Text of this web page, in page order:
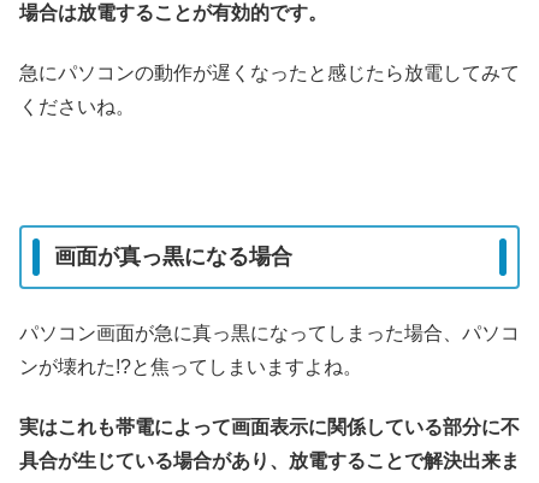
場合は放電することが有効的です。
急にパソコンの動作が遅くなったと感じたら放電してみて
くださいね。
画面が真っ黒になる場合
パソコン画面が急に真っ黒になってしまった場合、パソコ
ンが壊れた!?と焦ってしまいますよね。
実はこれも帯電によって画面表示に関係している部分に不
具合が生じている場合があり、放電することで解決出来ま